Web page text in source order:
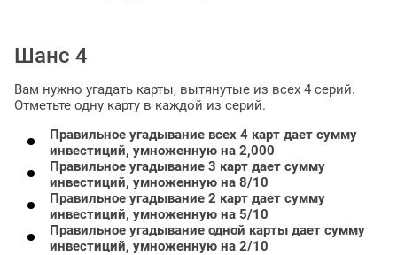
Шанс 4
Вам нужно угадать карты, вытянутые из всех 4 серий.
Отметьте одну карту в каждой из серий.
Правильное угадывание всех 4 карт дает сумму
инвестиций, умноженную на 2,000
Правильное угадывание 3 карт дает сумму
инвестиций, умноженную на 8/10
Правильное угадывание 2 карт дает сумму
инвестиций, умноженную на 5/10
Правильное угадывание одной карты дает сумму
инвестиций, умноженную на 2/10